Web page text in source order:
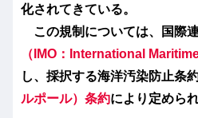
化されてきている。
この規制については、国際
（IMO：International
し、採択する海洋汚染防止条
ルポール）条約により定めら